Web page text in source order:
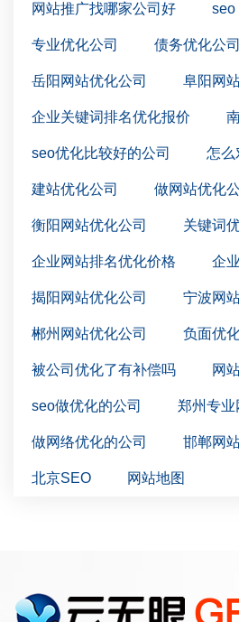
网站推广找哪家公司好 seo
专业优化公司 债务优化公
岳阳网站优化公司 阜阳网
企业关键词排名优化报价
seo优化比较好的公司 怎么
建站优化公司 做网站优化
衡阳网站优化公司 关键词
企业网站排名优化价格 企
揭阳网站优化公司 宁波网
郴州网站优化公司 负面优
被公司优化了有补偿吗 网
seo做优化的公司 郑州专业
做网络优化的公司 邯郸网
北京SEO 网站地图